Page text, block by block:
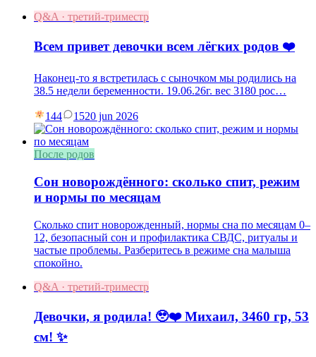
Q&A · третий-триместр
Всем привет девочки всем лёгких родов ❤️
Наконец-то я встретилась с сыночком мы родились на
38.5 недели беременности. 19.06.26г. вес 3180 рос…
144 1520 jun 2026
После родов
Сон новорождённого: сколько спит, режим
и нормы по месяцам
Сколько спит новорожденный, нормы сна по месяцам 0–
12, безопасный сон и профилактика СВДС, ритуалы и
частые проблемы. Разберитесь в режиме сна малыша
спокойно.
Q&A · третий-триместр
Девочки, я родила! 🥹❤️ Михаил, 3460 гр, 53
см! ✨